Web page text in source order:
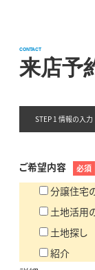
来店予
CONTACT
STEP 1 情報の入力
ご希望内容 必須
分譲住宅
土地活用
土地探し
紹介